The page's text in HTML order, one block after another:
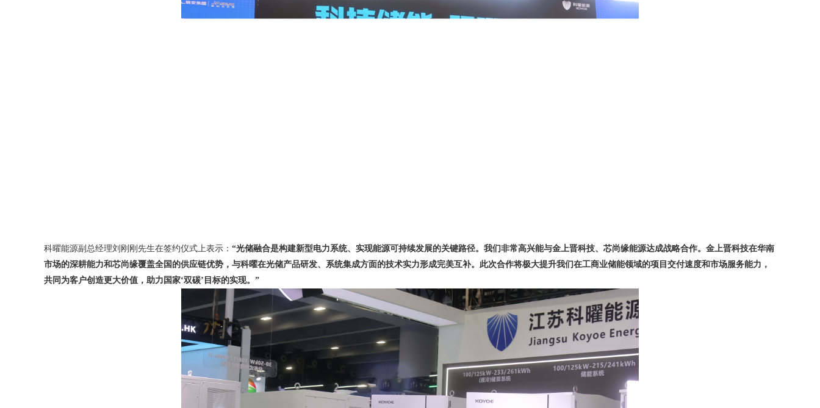
科曜能源副总经理刘刚刚先生在签约仪式上表示： “光储融合是构建新型电力系统、实现能源可持续发展的关键路径。我们非常高兴能与金上晋科技、芯尚缘能源达成战略合作。金上晋科技在华南
市场的深耕能力和芯尚缘覆盖全国的供应链优势，与科曜在光储产品研发、系统集成方面的技术实力形成完美互补。此次合作将极大提升我们在工商业储能领域的项目交付速度和市场服务能力，
共同为客户创造更大价值，助力国家‘双碳’目标的实现。”